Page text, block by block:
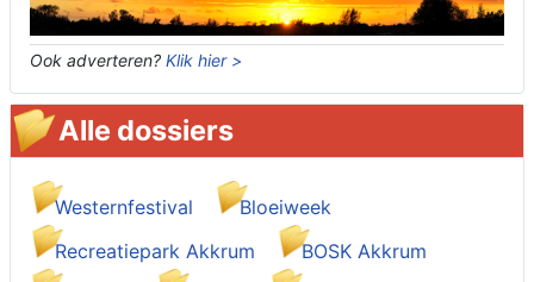
Ook adverteren? Klik hier >
Alle dossiers
Westernfestival
Bloeiweek
Recreatiepark Akkrum
BOSK Akkrum